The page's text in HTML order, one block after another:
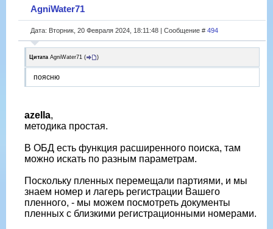
AgniWater71
Дата: Вторник, 20 Февраля 2024, 18:11:48 | Сообщение # 494
Цитата AgniWater71 ( )
поясню
azella,
методика простая.
В ОБД есть функция расширенного поиска, там
можно искать по разным параметрам.
Поскольку пленных перемещали партиями, и мы
знаем номер и лагерь регистрации Вашего
пленного, - мы можем посмотреть документы
пленных с близкими регистрационными номерами.